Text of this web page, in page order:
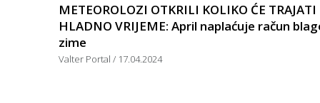
METEOROLOZI OTKRILI KOLIKO ĆE TRAJATI
HLADNO VRIJEME: April naplaćuje račun
zime
Valter Portal 17.04.2024